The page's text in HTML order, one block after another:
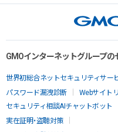
GMOインターネットグループ
世界初総合ネットセキュリティサー
パスワード漏洩診断
Webサイト
セキュリティ相談AIチャットボット
実在証明・盗聴対策